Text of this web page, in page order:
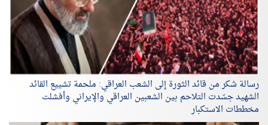
رسالة شكر من قائد الثورة إلى الشعب العراقي: ملحمة تشييع القائد
الشهيد جسّدت التلاحم بين الشعبين العراقي والإيراني وأفشلت
مخططات الاستكبار